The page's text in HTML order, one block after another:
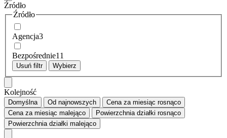
Źródło
Źródło
Agencja3
Bezpośrednie11
Usuń filtr Wybierz
Kolejność
Domyślna Od najnowszych Cena za miesiąc rosnąco
Cena za miesiąc malejąco Powierzchnia działki rosnąco
Powierzchnia działki malejąco